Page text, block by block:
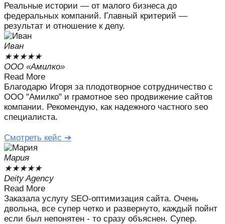
Реальные истории — от малого бизнеса до
федеральных компаний. Главный критерий —
результат и отношение к делу.
Иван
★★★★★
ООО «Амилко»
Read More
Благодарю Игоря за плодотворное сотрудничество с
ООО "Амилко" и грамотное seo продвижение сайтов
компании. Рекомендую, как надежного частного seo
специалиста.
Смотреть кейс ➔
Мария
★★★★★
Deity Agency
Read More
Заказала услугу SEO-оптимизация сайта. Очень
двольна, все супер четко и развернуто, каждый пойнт
если был непонятен - то сразу объяснен. Супер.